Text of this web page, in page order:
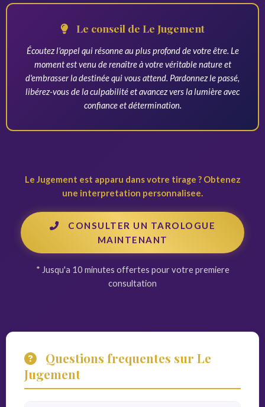
Le conseil de Le Jugement
Écoutez l'appel qui résonne au plus profond de votre être. Le
moment est venu de renaître à votre véritable nature et
d'embrasser la destinée qui vous attend. Pardonnez le passé,
libérez-vous de la culpabilité et avancez vers la lumière avec
confiance et détermination.
Le Jugement est apparu dans votre tirage ? Obtenez
une interpretation personnalisee.
CONSULTER UN TAROLOGUE
MAINTENANT
* Jusqu'a 10 minutes offertes pour votre premiere
consultation
Questions frequentes sur Le
Jugement